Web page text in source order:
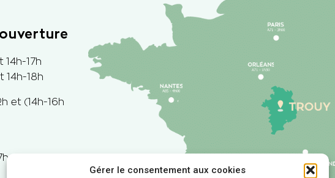
Gérer le consentement aux cookies
14h-17h
14h-18h
et (14h-16h